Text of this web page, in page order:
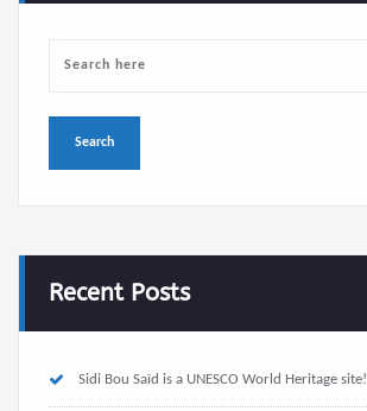
Recent Posts
Sidi Bou Saïd is a UNESCO World Heritage site!